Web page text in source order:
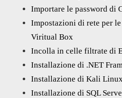
Importare le password di
Impostazioni di rete per
Viritual Box
Incolla in celle filtrate di
Installazione di .NET
Installazione di Kali Linux
Installazione di SQL